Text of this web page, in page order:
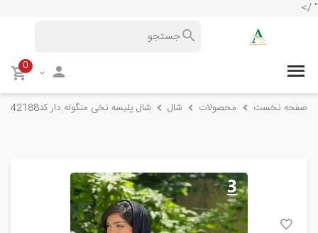
" />
0
صفحه نخست محصولات شال شال پلیسه نخی منگوله دار کد42188